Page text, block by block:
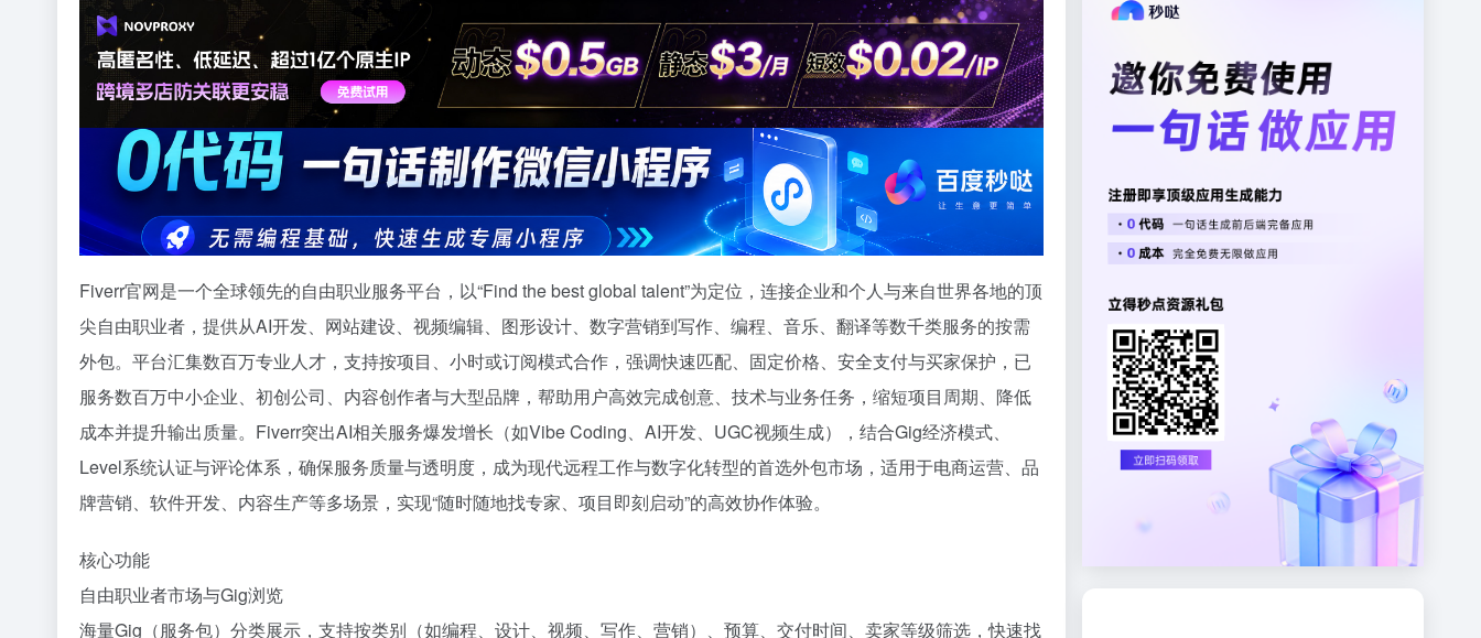
Fiverr官网是一个全球领先的自由职业服务平台，以“Find the best global talent”为定位，连接企业和个人与来自世界各地的顶
尖自由职业者，提供从AI开发、网站建设、视频编辑、图形设计、数字营销到写作、编程、音乐、翻译等数千类服务的按需
外包。平台汇集数百万专业人才，支持按项目、小时或订阅模式合作，强调快速匹配、固定价格、安全支付与买家保护，已
服务数百万中小企业、初创公司、内容创作者与大型品牌，帮助用户高效完成创意、技术与业务任务，缩短项目周期、降低
成本并提升输出质量。Fiverr突出AI相关服务爆发增长（如Vibe Coding、AI开发、UGC视频生成），结合Gig经济模式、
Level系统认证与评论体系，确保服务质量与透明度，成为现代远程工作与数字化转型的首选外包市场，适用于电商运营、品
牌营销、软件开发、内容生产等多场景，实现“随时随地找专家、项目即刻启动”的高效协作体验。
核心功能
自由职业者市场与Gig浏览
海量Gig（服务包）分类展示，支持按类别（如编程、设计、视频、写作、营销）、预算、交付时间、卖家等级筛选，快速找